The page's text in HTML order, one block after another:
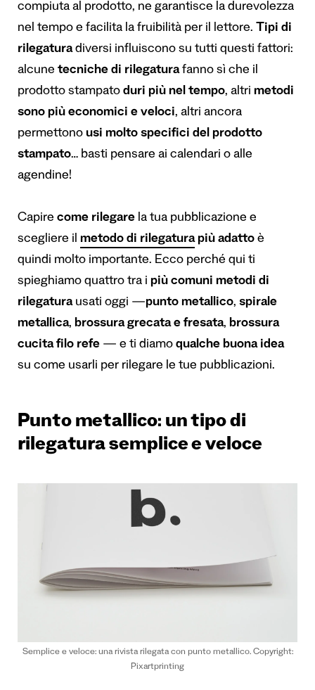
compiuta al prodotto, ne garantisce la durevolezza
nel tempo e facilita la fruibilità per il lettore. Tipi di
rilegaturadiversi influiscono su tutti questi fattori:
alcune tecniche di rilegaturafanno sì che il
prodotto stampato duri più nel tempo, altri metodi
sono più economici e veloci, altri ancora
permettono usi molto specifici del prodotto
stampato… basti pensare ai calendari o alle
agendine!
Capire come rilegare la tua pubblicazione e
scegliere il metodo di rilegatura più adatto è
quindi molto importante. Ecco perché qui ti
spieghiamo quattro tra i più comuni metodi di
rilegaturausati oggi —punto metallico, spirale
metallica, brossura grecata e fresata, brossura
cucita filo refe — e ti diamo qualche buona idea
su come usarli per rilegare le tue pubblicazioni.
Punto metallico: un tipo di
rilegatura semplice e veloce
Semplice e veloce: una rivista rilegata con punto metallico. Copyright:
Pixartprinting